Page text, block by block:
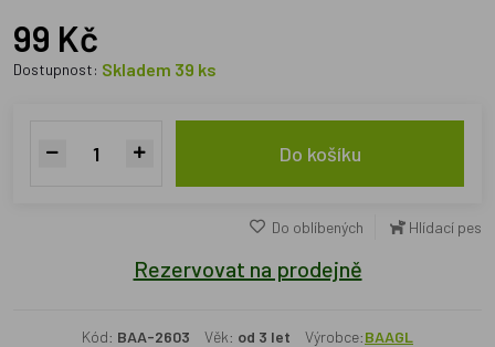
99 Kč
Dostupnost: Skladem 39 ks
Do košíku
Do oblíbených Hlídací pes
Rezervovat na prodejně
Kód: BAA-2603 Věk: od 3 let Výrobce:BAAGL